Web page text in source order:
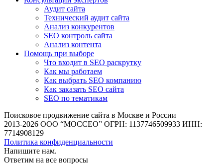
Аудит сайта
Технический аудит сайта
Анализ конкурентов
SEO контроль сайта
Анализ контента
Помощь при выборе
Что входит в SEO раскрутку
Как мы работаем
Как выбрать SEO компанию
Как заказать SEO сайта
SEO по тематикам
Поисковое продвижение сайта в Москве и России
2013-2026 ООО “МОССЕО” ОГРН: 1137746509933 ИНН:
7714908129
Политика конфиденциальности
Напишите нам.
Ответим на все вопросы